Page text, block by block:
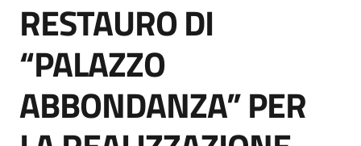
Piattaforme
telematiche
RESTAURO DI
“PALAZZO
ABBONDANZA” PER